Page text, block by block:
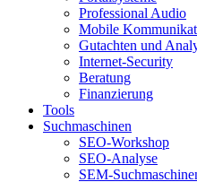
Professional Audio
Mobile
Gutachten und
Internet-Security
Beratung
Finanzierung
Tools
Suchmaschinen
SEO-Workshop
SEO-Analyse
SEM-